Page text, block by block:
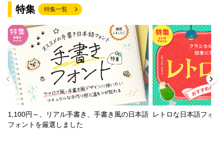
特集 特集一覧
1,100円～、リアル手書き、手書き風の日本語
フォントを厳選しました
レトロな日本語フォ